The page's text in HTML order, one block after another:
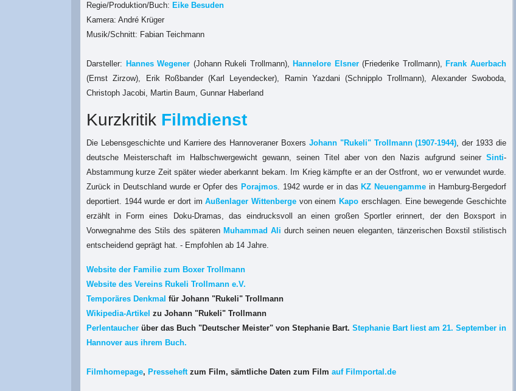
Regie/Produktion/Buch: Eike Besuden
Kamera: André Krüger
Musik/Schnitt: Fabian Teichmann
Darsteller: Hannes Wegener (Johann Rukeli Trollmann), Hannelore Elsner(Friederike Trollmann), Frank Auerbach
(Ernst Zirzow), Erik Roßbander (Karl Leyendecker), Ramin Yazdani (Schnipplo Trollmann), Alexander Swoboda,
Christoph Jacobi, Martin Baum, Gunnar Haberland
Kurzkritik Filmdienst
Die Lebensgeschichte und Karriere des Hannoveraner Boxers Johann "Rukeli" Trollmann (1907-1944), der 1933 die
deutsche Meisterschaft im Halbschwergewicht gewann, seinen Titel aber von den Nazis aufgrund seiner Sinti-
Abstammung kurze Zeit später wieder aberkannt bekam. Im Krieg kämpfte er an der Ostfront, wo er verwundet wurde.
Zurück in Deutschland wurde erOpfer des Porajmos. 1942 wurde er in das KZ Neuengamme in Hamburg-Bergedorf
deportiert. 1944 wurde er dort imAußenlager Wittenberge von einem Kapo erschlagen. Eine bewegende Geschichte
erzählt in Form eines Doku-Dramas, das eindrucksvoll an einen großen Sportler erinnert, der den Boxsport in
Vorwegnahme des Stils des späteren Muhammad Ali durch seinen neuen eleganten, tänzerischen Boxstil stilistisch
entscheidend geprägt hat. - Empfohlen ab 14 Jahre.
Website der Familie zum Boxer Trollmann
Website des Vereins Rukeli Trollmann e.V.
Temporäres Denkmal für Johann "Rukeli" Trollmann
Wikipedia-Artikel zu Johann "Rukeli" Trollmann
Perlentaucher über das Buch "Deutscher Meister" von Stephanie Bart. Stephanie Bart liest am 21. September in
Hannover aus ihrem Buch.
Filmhomepage, Presseheftzum Film, sämtliche Daten zum Film auf Filmportal.de